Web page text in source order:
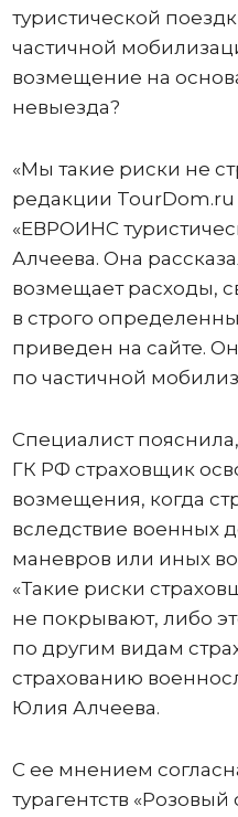
туристической
частичной
возмещение на
невыезда?
«Мы такие риски не
редакции
«ЕВРОИНС
Алчеева. Она
возмещает расходы,
в строго
приведен на сайте.
по частичной
Специалист пояснила,
ГК РФ страховщик
возмещения, когда
вследствие военных
маневров или иных
«Такие риски
не покрывают, либо
по другим видам
страхованию
Юлия Алчеева.
С ее мнением
турагентств